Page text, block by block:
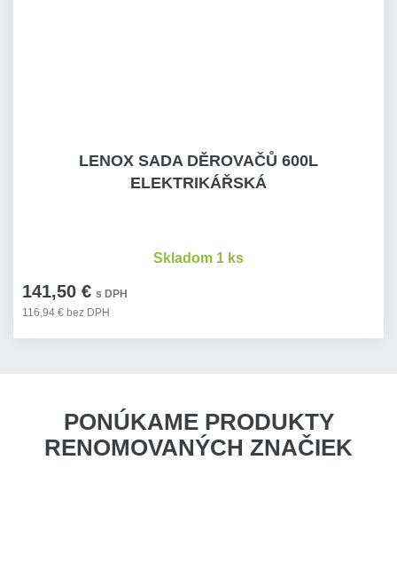
LENOX SADA DĚROVAČŮ 600L
ELEKTRIKÁŘSKÁ
141,50 € s DPH
116,94 € bez DPH
Skladom 1 ks
PONÚKAME PRODUKTY
RENOMOVANÝCH ZNAČIEK